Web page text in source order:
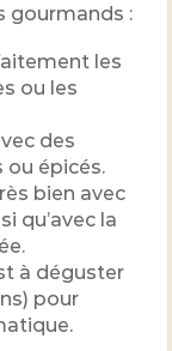
gourmands :
les
ou les
des
ou épicés.
bien avec
qu’avec la
à déguster
pour